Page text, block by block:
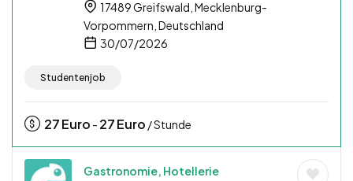
17489 Greifswald, Mecklenburg-
Vorpommern, Deutschland
30/07/2026
Studentenjob
27Euro - 27Euro / Stunde
Gastronomie, Hotellerie